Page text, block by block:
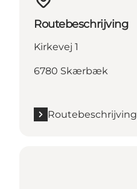
Routebeschrijving
Kirkevej 1
6780 Skærbæk
Routebeschrijving